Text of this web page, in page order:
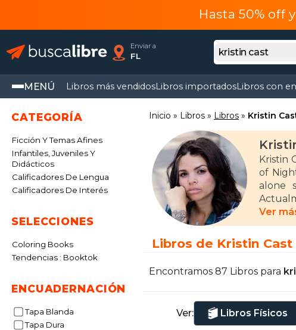
Hasta 50% off
Enviar a
FL
MENÚ Libros más vendidosLibros importadosLibros con
CATEGORÍA
Ficción Y Temas Afines
Infantiles, Juveniles Y
Didácticos
Calificadores De Lengua
Calificadores De Interés
SELECCIONES
Coloring Books
Tendencias : Booktok
ENCUADERNACIÓN
Tapa Blanda
Tapa Dura
Inicio Libros Libros Kristin
Kristin
of
alone
seller
en
las ha
Ver
Libros de Kristin Cast
Encontramos 87 Libros para
Ver: Libros Físicos